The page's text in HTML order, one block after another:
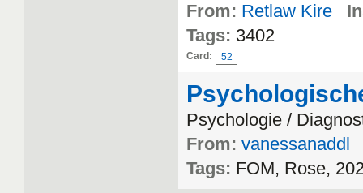
From: Retlaw Kire
Tags: 3402
Card: 52
Psychologie /
From: vanessanaddl
Tags: FOM, Rose,